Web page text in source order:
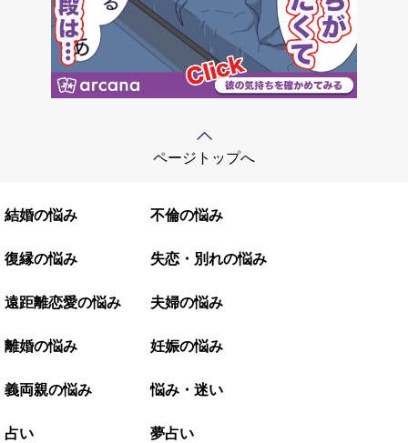
ページトップへ
結婚の悩み 不倫の悩み
復縁の悩み 失恋・別れの悩み
遠距離恋愛の悩み 夫婦の悩み
離婚の悩み 妊娠の悩み
義両親の悩み 悩み・迷い
占い 夢占い